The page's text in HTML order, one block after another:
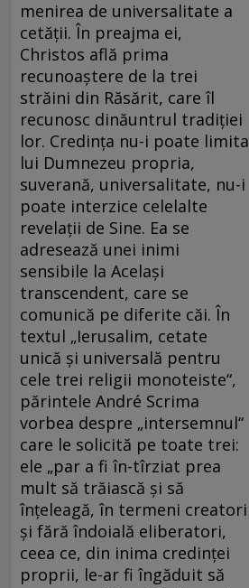
menirea de universalitate a
cetăţii. În preajma ei,
Christos află prima
recunoaştere de la trei
străini din Răsărit, care îl
recunosc dinăuntrul tradiţiei
lor. Credinţa nu-i poate limita
lui Dumnezeu propria,
suverană, universalitate, nu-i
poate interzice celelalte
revelaţii de Sine. Ea se
adresează unei inimi
sensibile la Acelaşi
transcendent, care se
comunică pe diferite căi. În
textul „Ierusalim, cetate
unică şi universală pentru
cele trei religii monoteiste“,
părintele André Scrima
vorbea despre „intersemnul“
care le solicită pe toate trei:
ele „par a fi în-tîrziat prea
mult să trăiască şi să
înţeleagă, în termeni creatori
şi fără îndoială eliberatori,
ceea ce, din inima credinţei
proprii, le-ar fi îngăduit să